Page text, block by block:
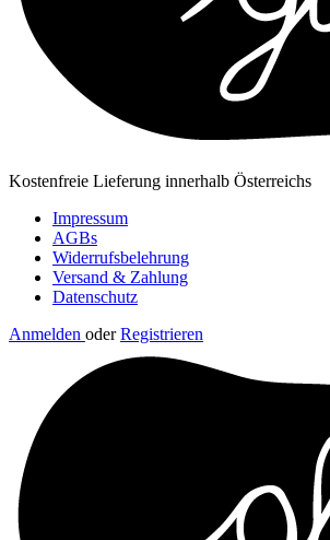
Kostenfreie Lieferung innerhalb Österreichs
Impressum
AGBs
Widerrufsbelehrung
Versand & Zahlung
Datenschutz
Anmelden oder Registrieren